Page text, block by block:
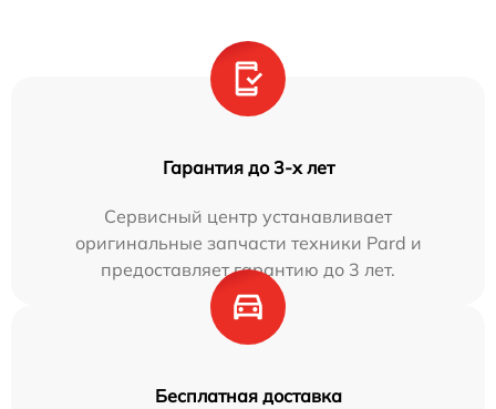
Гарантия до 3-х лет
Сервисный центр устанавливает
оригинальные запчасти техники Pard и
предоставляет гарантию до 3 лет.
Бесплатная доставка